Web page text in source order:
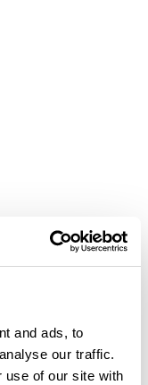
and ads, to
our traffic.
use of our site with